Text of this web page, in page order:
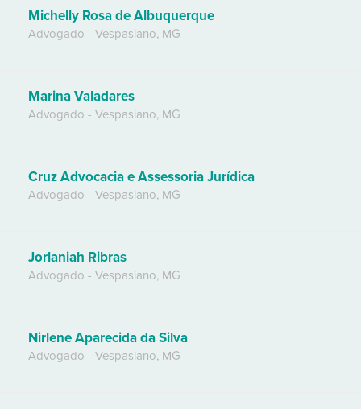
Michelly Rosa de Albuquerque
Advogado - Vespasiano, MG
Marina Valadares
Advogado - Vespasiano, MG
Cruz Advocacia e Assessoria Jurídica
Advogado - Vespasiano, MG
Jorlaniah Ribras
Advogado - Vespasiano, MG
Nirlene Aparecida da Silva
Advogado - Vespasiano, MG